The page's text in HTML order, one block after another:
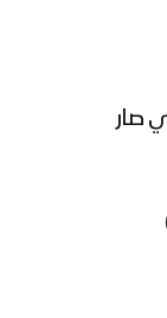
– عيسى الليث
صار